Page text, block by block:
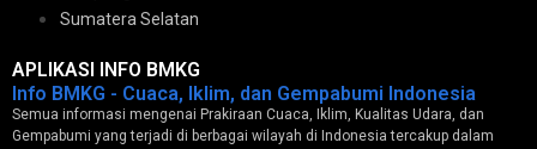
Sumatera Selatan
APLIKASI INFO BMKG
Info BMKG - Cuaca, Iklim, dan Gempabumi Indonesia
Semua informasi mengenai Prakiraan Cuaca, Iklim, Kualitas Udara, dan
Gempabumi yang terjadi di berbagai wilayah di Indonesia tercakup dalam